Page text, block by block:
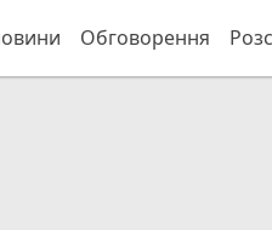
Обговорення